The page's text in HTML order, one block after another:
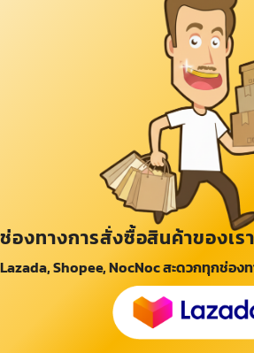
ช่องทางการสั่งซื้อสินค้าของเรา
Lazada, Shopee, NocNoc สะดวกทุกช่อง